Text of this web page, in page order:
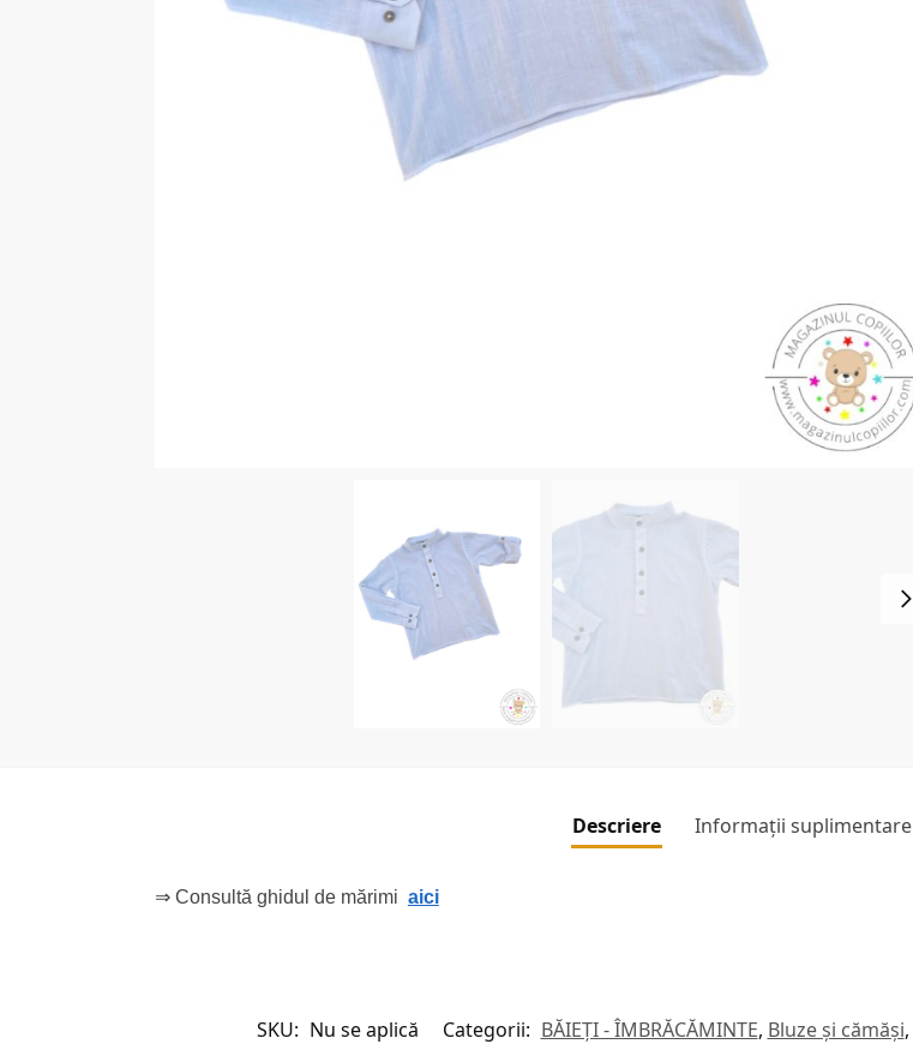
Descriere Informații suplimentare
⇒ Consultă ghidul de mărimi aici
SKU: Nu se aplică Categorii: BĂIEȚI - ÎMBRĂCĂMINTE, Bluze și cămăși,